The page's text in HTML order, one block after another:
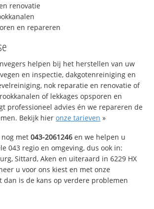
renovatie
en repareren
helpen bij het herstellen van uw
en inspectie, dakgotenreiniging en
nok reparatie en renovatie of
of lekkages opsporen en
professioneel advies én we repareren de
Bekijk hieronze tarieven »
nog met043-2061246 en we helpen u
043 regio en omgeving, dus ook in:
Sittard, Aken en uiteraard in 6229 HX
u voor ons kiest en met onze
dan is de kans op verdere problemen